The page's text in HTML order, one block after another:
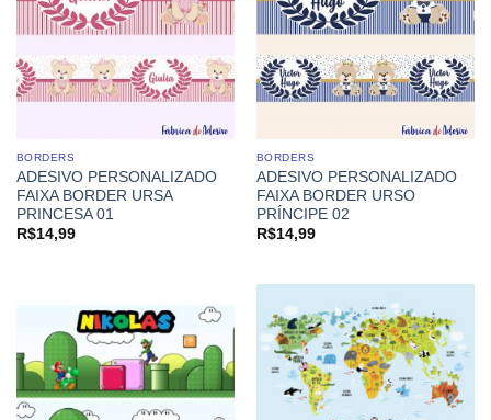
BORDERS
ADESIVO PERSONALIZADO
FAIXA BORDER URSA
PRINCESA 01
R$14,99
BORDERS
ADESIVO PERSONALIZADO
FAIXA BORDER URSO
PRÍNCIPE 02
R$14,99